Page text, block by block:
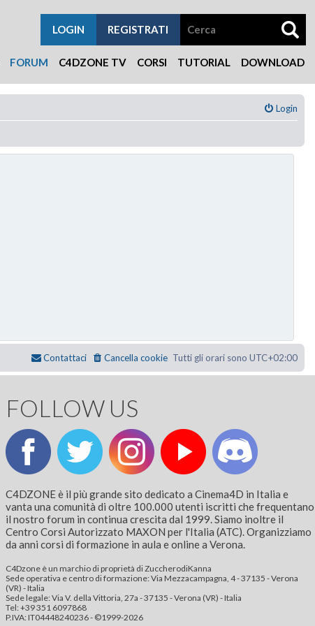
FORUM C4DZONE TV CORSI TUTORIAL DOWNLOAD
REGISTRATI
LOGIN
Login
Tutti gli orari sono UTC+02:00
Cancella cookie
Contattaci
FOLLOW US
C4DZONE è il più grande sito dedicato a Cinema4D in Italia e
vanta una comunità di oltre 100.000 utenti iscritti che frequentano
il nostro forum in continua crescita dal 1999. Siamo inoltre il
Centro Corsi Autorizzato MAXON per l'Italia (ATC). Organizziamo
da anni corsi di formazione in aula e online a Verona.
C4Dzone è un marchio di proprietà di ZuccherodiKanna
Sede operativa e centro di formazione: Via Mezzacampagna, 4 - 37135 - Verona
(VR) - Italia
Sede legale: Via V. della Vittoria, 27a - 37135 - Verona (VR) - Italia
Tel: +39 351 6097868‬
P.IVA: IT04448240236 - ©1999-2026